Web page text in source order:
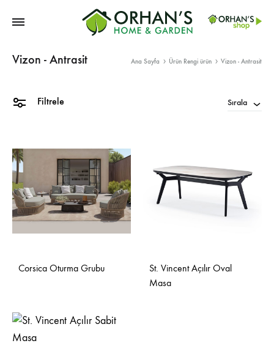
Home
Vizon - Antrasit Ana Sayfa Ürün Rengi ürün Vizon - Antrasit
Filtrele Sırala
Corsica Oturma Grubu
St. Vincent Açılır Oval
Masa